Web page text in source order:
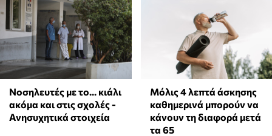
Νοσηλευτές με το... κιάλι
ακόμα και στις σχολές -
Ανησυχητικά στοιχεία
Μόλις 4 λεπτά άσκησης
καθημερινά μπορούν να
κάνουν τη διαφορά μετά
τα 65